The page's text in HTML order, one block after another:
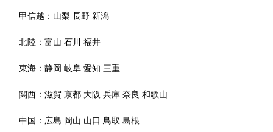
甲信越： 山梨 長野 新潟
北陸：富山 石川 福井
東海：静岡 岐阜 愛知 三重
関西：滋賀 京都 大阪 兵庫 奈良 和歌山
中国： 広島 岡山 山口 鳥取 島根